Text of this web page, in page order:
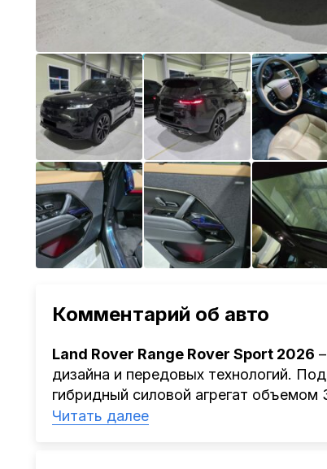
Комментарий об авто
Land Rover Range Rover Sport 2026
дизайна и передовых технологий.
гибридный силовой агрегат объемом
внушительные
Читать далее